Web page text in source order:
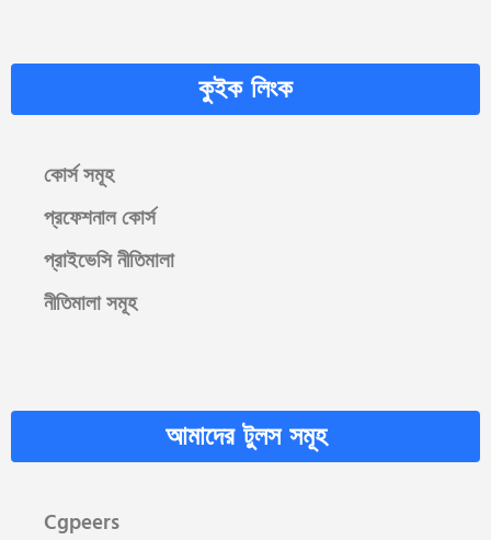
কুইক লিংক
কোর্স সমূহ
প্রফেশনাল কোর্স
প্রাইভেসি নীতিমালা
নীতিমালা সমূহ
আমাদের টুলস সমূহ
Cgpeers